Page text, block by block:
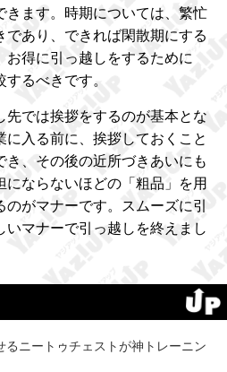
きます。時期については、繁忙
あり、できれば閑散期にする
得に引っ越しをするために
るべきです。
先では挨拶をするのが基本とな
に入る前に、挨拶しておくこと
、その後の近所づきあいにも
にならないほどの「粗品」を用
がマナーです。スムーズに引
いマナーで引っ越しを終えまし
るニートゥチェストが神トレーニン